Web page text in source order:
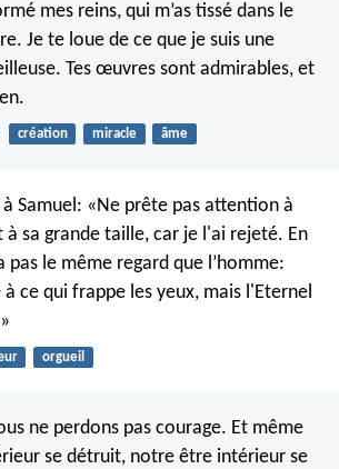
mes reins, qui m’as tissé dans le
Je te loue de ce que je suis une
Tes œuvres sont admirables, et
création miracle âme
Samuel: «Ne prête pas attention à
à sa grande taille, car je l'ai rejeté. En
pas le même regard que l’homme:
ce qui frappe les yeux, mais l'Eternel
orgueil
ne perdons pas courage. Et même
se détruit, notre être intérieur se